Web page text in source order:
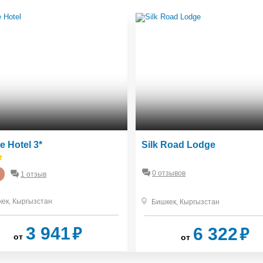
Hotel 3*
1 отзыв
, Кыргызстан
от 3 941₽
Silk Road Lodge
0 отзывов
Бишкек, Кыргызстан
от 6 322₽